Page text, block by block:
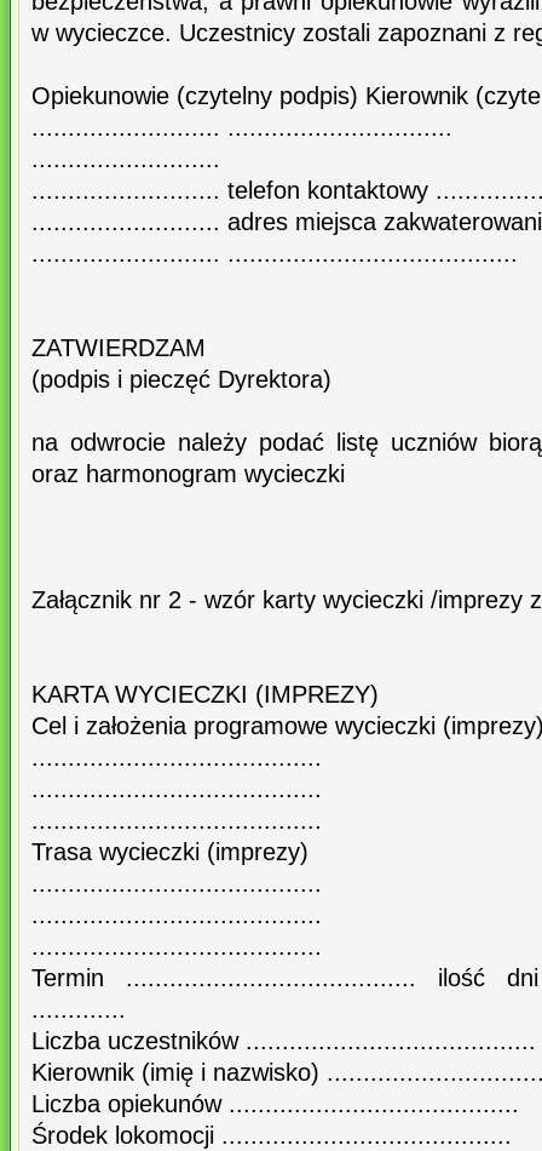
w wycieczce. Uczestnicy zostali zapoznani z
Opiekunowie (czytelny podpis) Kierownik
.......................... ...............................
..........................
.......................... telefon kontaktowy
.......................... adres miejsca
.......................... ........................................
ZATWIERDZAM
(podpis i pieczęć Dyrektora)
na odwrocie należy podać listę uczniów
oraz harmonogram wycieczki
Załącznik nr 2 - wzór karty wycieczki /imprezy
KARTA WYCIECZKI (IMPREZY)
Cel i założenia programowe wycieczki
........................................
........................................
........................................
Trasa wycieczki (imprezy)
........................................
........................................
........................................
Termin ........................................ ilość
.............
Liczba uczestników ........................................
Kierownik (imię i nazwisko)
Liczba opiekunów ........................................
Środek lokomocji ........................................